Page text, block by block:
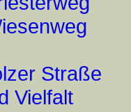
Straße
Vielfalt